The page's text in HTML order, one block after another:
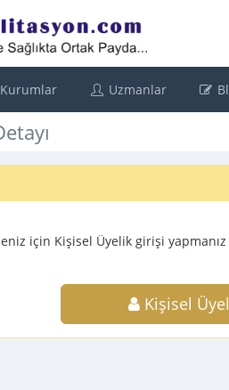
Kurumlar Uzmanlar
için Kişisel Üyelik girişi
Kişisel